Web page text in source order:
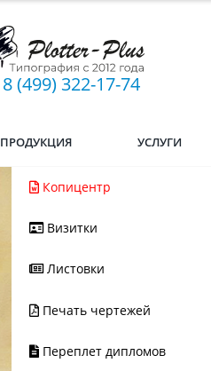
8 (499) 322-17-74
ПРОДУКЦИЯ УСЛУГИ
Копицентр
Визитки
Листовки
Печать чертежей
Переплет дипломов